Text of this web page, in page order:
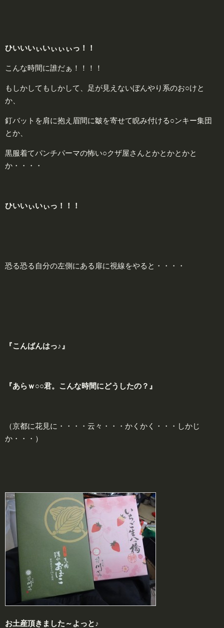
ひいいいぃいぃぃぃっ！！
こんな時間に誰だぁ！！！！
もしかしてもしかして、足が見えないぼんやり系のお○けと
か、
釘バットを肩に抱え眉間に皺を寄せて睨み付ける○ンキー集団
とか、
黒服着てパンチパーマの怖い○クザ屋さんとかとかとかと
か・・・・
ひいいぃいぃっ！！！
恐る恐る自分の左側にある扉に視線をやると・・・・
『こんばんはっ♪』
『あらｗ○○君。こんな時間にどうしたの？』
（京都に花見に・・・・云々・・・かくかく・・・しかじ
か・・・）
お土産頂きました～よっと♪